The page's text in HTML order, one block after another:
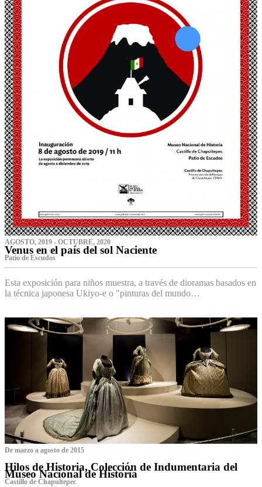
AGOSTO, 2019 - OCTUBRE, 2020
Venus en el país del sol Naciente
P‌atio de Escudos
Esta exposición para niños muestra, a través de dioramas basados en
la técnica japonesa Ukiyo-e o "pinturas del mundo…
De marzo a agosto de 2015
Hilos de Historia, Colección de Indumentaria del
Museo Nacional de Historia
Castillo de Chapultepec